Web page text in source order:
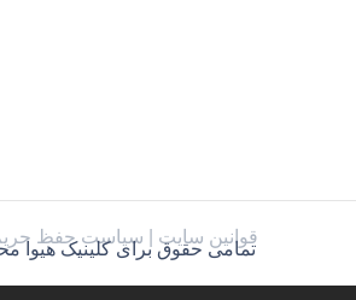
قوانین سایت | سیاست حفظ
تمامی حقوق برای کلینیک هیوا